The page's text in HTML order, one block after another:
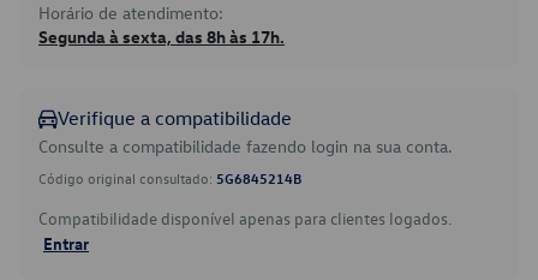
Horário de atendimento:
Segunda à sexta, das 8h às 17h.
Verifique a compatibilidade
Consulte a compatibilidade fazendo login na sua conta.
Código original consultado: 5G6845214B
Compatibilidade disponível apenas para clientes logados.
Entrar